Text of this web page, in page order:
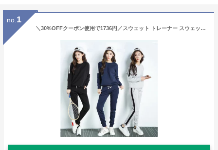
no. 1
＼30%OFFクーポン使用で1736円／スウェット トレーナー スウェットパンツ レディース メンズ セットアップ ジャージ 上下セット ルームウェア パジャマ 部屋着 春 秋 冬 秋冬 長袖 修学旅行 入院 産後 旅行 スポーツウェア ナイトウェア おしゃれ スリム ゆったり 綿